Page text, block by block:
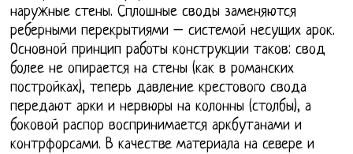
наружные стены. Сплошные своды заменяются
реберными перекрытиями – системой несущих арок.
Основной принцип работы конструкции таков: свод
более не опирается на стены (как в романских
постройках), теперь давление крестового свода
передают арки и нервюры на колонны (столбы), а
боковой распор воспринимается аркбутанами и
контрфорсами. В качестве материала на севере и